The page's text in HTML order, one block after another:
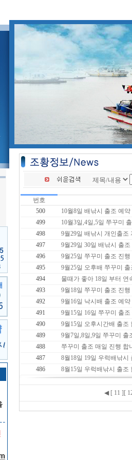
번호
500
10월8일 배낚시 출조 예
499
10월3일,4일,5일 쭈꾸미
498
9월29일 배낚시 개인출조
497
9월29일 30일 배낚시 출조
496
9월25일 쭈꾸미 출조 진행
495
9월25일 오후배 쭈꾸미
494
물때가 좋아 18일 부터 연
493
9월18일 쭈꾸미 출조 진행
492
9월16일 낙시배 출조 예
491
9월15일 16일 쭈꾸미 출
490
9월15일 오후시간배 출조
489
9월7일,8일,9일 쭈꾸미 출
488
쭈꾸미 출조 매일 진행 합
487
8월18일 19일 우럭배낚시
486
8월15일 우럭배낚시 출조
◀ [ 11 ] [